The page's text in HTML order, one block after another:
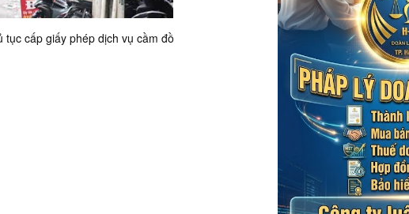
tục cấp giấy phép dịch vụ cầm đồ